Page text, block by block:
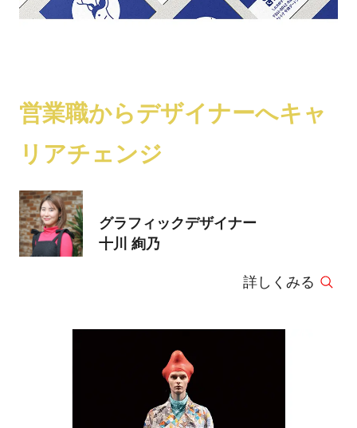
営業職からデザイナーへキャ
リアチェンジ
グラフィックデザイナー
十川 絢乃
詳しくみる